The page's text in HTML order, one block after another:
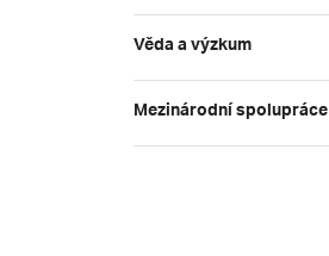
Věda a výzkum
Mezinárodní spolupráce